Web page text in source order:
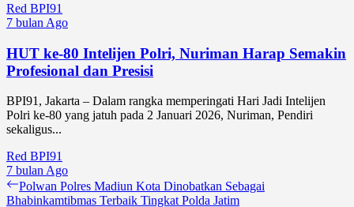
Red BPI91
7 bulan Ago
HUT ke-80 Intelijen Polri, Nuriman Harap Semakin
Profesional dan Presisi
BPI91, Jakarta – Dalam rangka memperingati Hari Jadi Intelijen
Polri ke-80 yang jatuh pada 2 Januari 2026, Nuriman, Pendiri
sekaligus...
Red BPI91
7 bulan Ago
Navigasi
Previous
post:
Polwan Polres Madiun Kota Dinobatkan Sebagai
Bhabinkamtibmas Terbaik Tingkat Polda Jatim